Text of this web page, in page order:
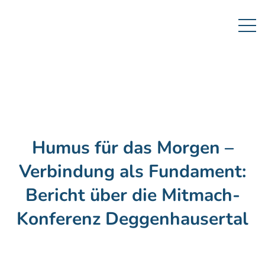
Humus für das Morgen –
Verbindung als Fundament:
Bericht über die Mitmach-
Konferenz Deggenhausertal